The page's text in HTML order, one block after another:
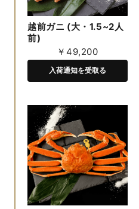
越前ガニ (大・1.5~2人
前)
￥49,200
入荷通知を受取る